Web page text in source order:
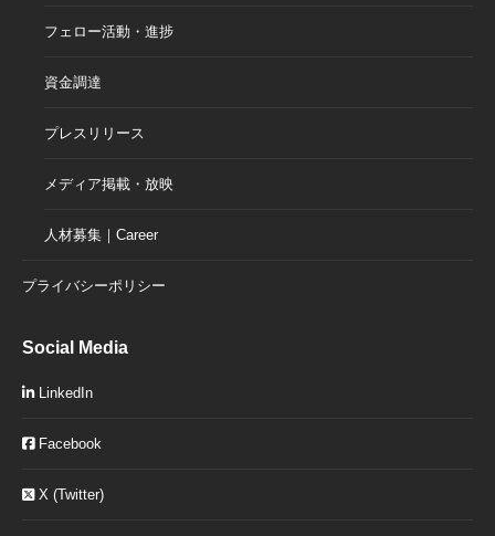
フェロー活動・進捗
資金調達
プレスリリース
メディア掲載・放映
人材募集｜Career
プライバシーポリシー
Social Media
LinkedIn
Facebook
X (Twitter)